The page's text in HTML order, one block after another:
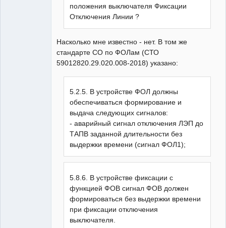
положения выключателя Фиксации
Отключения Линии ?
Насколько мне известно - нет. В том же
стандарте СО по ФОЛам (СТО
59012820.29.020.008-2018) указано:
5.2.5. В устройстве ФОЛ должны
обеспечиваться формирование и
выдача следующих сигналов:
- аварийный сигнал отключения ЛЭП до
ТАПВ заданной длительности без
выдержки времени (сигнал ФОЛ1);
5.8.6. В устройстве фиксации с
функцией ФОВ сигнал ФОВ должен
формироваться без выдержки времени
при фиксации отключения
выключателя.